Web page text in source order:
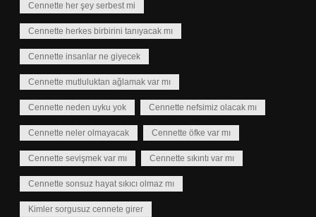
Cennette her şey serbest mi
Cennette herkes birbirini tanıyacak mı
Cennette insanlar ne giyecek
Cennette mutluluktan ağlamak var mı
Cennette neden uyku yok Cennette nefsimiz olacak mı
Cennette neler olmayacak Cennette öfke var mı
Cennette sevişmek var mı Cennette sıkıntı var mı
Cennette sonsuz hayat sıkıcı olmaz mı
Kimler sorgusuz cennete girer